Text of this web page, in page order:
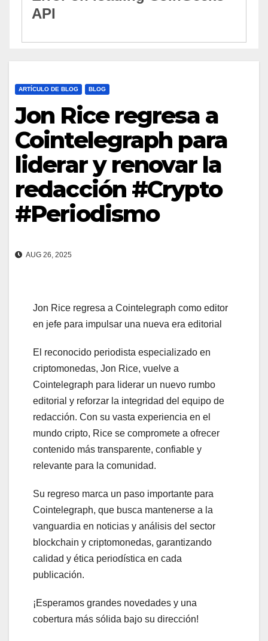
ARTÍCULO DE BLOG BLOG
Jon Rice regresa a
Cointelegraph para
liderar y renovar la
redacción #Crypto
#Periodismo
AUG 26, 2025
Jon Rice regresa a Cointelegraph como editor
en jefe para impulsar una nueva era editorial
El reconocido periodista especializado en
criptomonedas, Jon Rice, vuelve a
Cointelegraph para liderar un nuevo rumbo
editorial y reforzar la integridad del equipo de
redacción. Con su vasta experiencia en el
mundo cripto, Rice se compromete a ofrecer
contenido más transparente, confiable y
relevante para la comunidad.
Su regreso marca un paso importante para
Cointelegraph, que busca mantenerse a la
vanguardia en noticias y análisis del sector
blockchain y criptomonedas, garantizando
calidad y ética periodística en cada
publicación.
¡Esperamos grandes novedades y una
cobertura más sólida bajo su dirección!